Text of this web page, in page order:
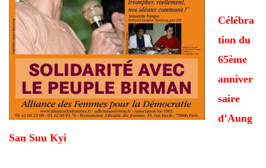
Célébra
tion du
65ème
anniver
saire
d’Aung
San Suu Kyi